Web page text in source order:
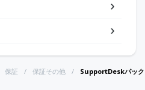
保証 保証その他 SupportDeskパック